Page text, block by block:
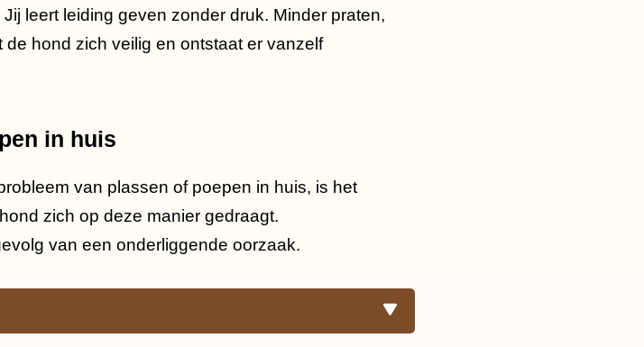
leert leiding geven zonder druk. Minder praten,
hond zich veilig en ontstaat er vanzelf
in huis
van plassen of poepen in huis, is het
zich op deze manier gedraagt.
van een onderliggende oorzaak.